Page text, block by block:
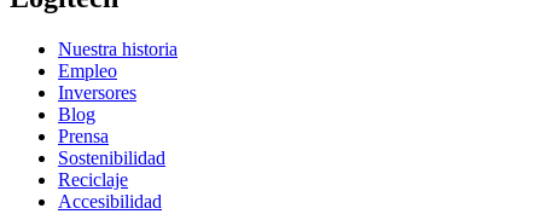
Nuestra historia
Empleo
Inversores
Blog
Prensa
Sostenibilidad
Reciclaje
Accesibilidad